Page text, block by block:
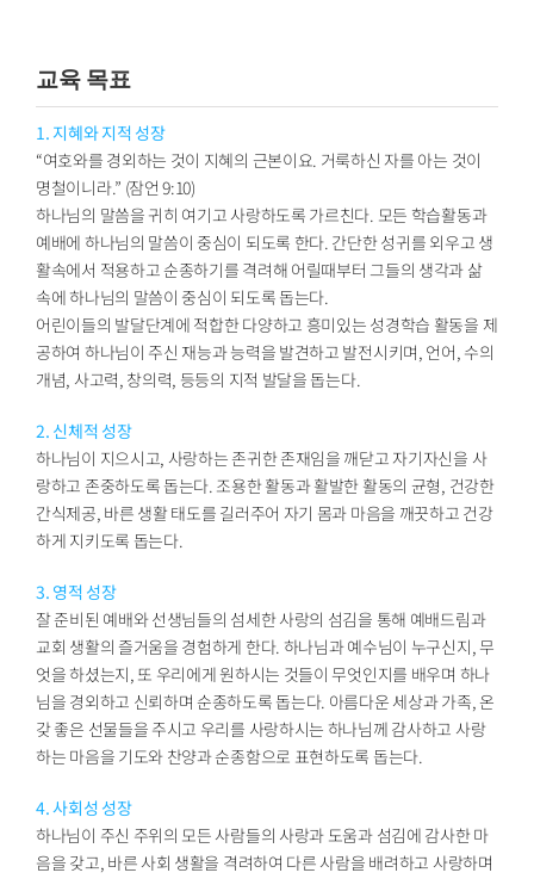
교육 목표
1. 지혜와 지적 성장
“여호와를 경외하는 것이 지혜의 근본이요. 거룩하신 자를 아는 것이
명철이니라.” (잠언 9:10)
하나님의 말씀을 귀히 여기고 사랑하도록 가르친다. 모든 학습활동과
예배에 하나님의 말씀이 중심이 되도록 한다. 간단한 성귀를 외우고 생
활속에서 적용하고 순종하기를 격려해 어릴때부터 그들의 생각과 삶
속에 하나님의 말씀이 중심이 되도록 돕는다.
어린이들의 발달단계에 적합한 다양하고 흥미있는 성경학습 활동을 제
공하여 하나님이 주신 재능과 능력을 발견하고 발전시키며, 언어, 수의
개념, 사고력, 창의력, 등등의 지적 발달을 돕는다.
2. 신체적 성장
하나님이 지으시고, 사랑하는 존귀한 존재임을 깨닫고 자기자신을 사
랑하고 존중하도록 돕는다. 조용한 활동과 활발한 활동의 균형, 건강한
간식제공, 바른 생활 태도를 길러주어 자기 몸과 마음을 깨끗하고 건강
하게 지키도록 돕는다.
3. 영적 성장
잘 준비된 예배와 선생님들의 섬세한 사랑의 섬김을 통해 예배드림과
교회 생활의 즐거움을 경험하게 한다. 하나님과 예수님이 누구신지, 무
엇을 하셨는지, 또 우리에게 원하시는 것들이 무엇인지를 배우며 하나
님을 경외하고 신뢰하며 순종하도록 돕는다. 아름다운 세상과 가족, 온
갖 좋은 선물들을 주시고 우리를 사랑하시는 하나님께 감사하고 사랑
하는 마음을 기도와 찬양과 순종함으로 표현하도록 돕는다.
4. 사회성 성장
하나님이 주신 주위의 모든 사람들의 사랑과 도움과 섬김에 감사한 마
음을 갖고, 바른 사회 생활을 격려하여 다른 사람을 배려하고 사랑하며